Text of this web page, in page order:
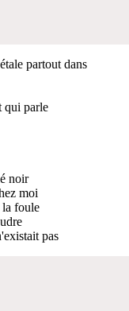
partout dans
qui parle
noir
moi
la foule
pas